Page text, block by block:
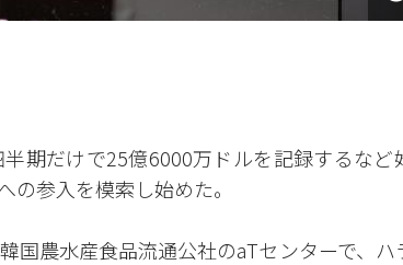
期だけで25億6000万ドルを記録するなど
参入を模索し始めた。
国農水産食品流通公社のaTセンターで、ハ